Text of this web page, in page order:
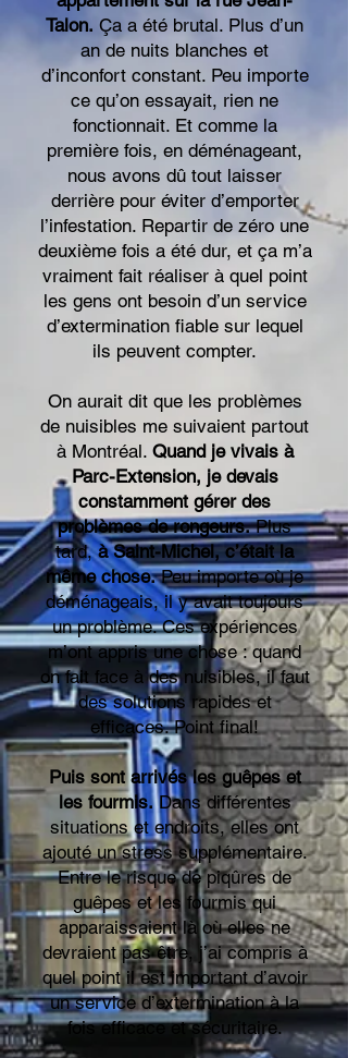
Talon. Ça a été brutal. Plus d’un
an de nuits blanches et
d’inconfort constant. Peu importe
ce qu’on essayait, rien ne
fonctionnait. Et comme la
première fois, en déménageant,
nous avons dû tout laisser
derrière pour éviter d’emporter
l’infestation. Repartir de zéro une
deuxième fois a été dur, et ça m’a
vraiment fait réaliser à quel point
les gens ont besoin d’un service
d’extermination fiable sur lequel
ils peuvent compter.
On aurait dit que les problèmes
de nuisibles me suivaient partout
à Montréal. Quand je vivais à
Parc-Extension, je devais
constamment gérer des
problèmes de rongeurs.Plus
tard,à Saint-Michel, c’était la
même chose.Peu importe où je
déménageais, il y avait toujours
un problème. Ces expériences
m’ont appris une chose : quand
on fait face à des nuisibles, il faut
des solutions rapides et
efficaces. Point final!
Puis sont arrivés les guêpes et
les fourmis.Dans différentes
situations et endroits, elles ont
ajouté un stress supplémentaire.
Entre le risque de piqûres de
guêpes et les fourmis qui
apparaissaient là où elles ne
devraient pas être, j’ai compris à
quel point il est important d’avoir
un service d’extermination à la
fois efficace et sécuritaire.